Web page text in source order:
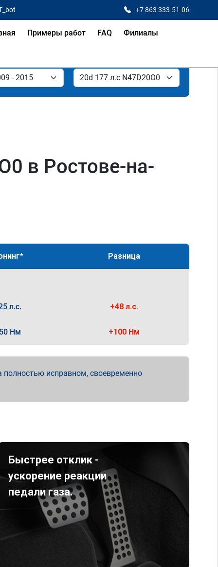
+7 863 333-51-06
Примеры работ FAQ Филиалы
в Ростове-на-
Разница
л.с. +48 л.с.
Нм +100 Нм
полностью исправном, своевременно
Быстрее отклик -
ускорение реакции
педали газа.